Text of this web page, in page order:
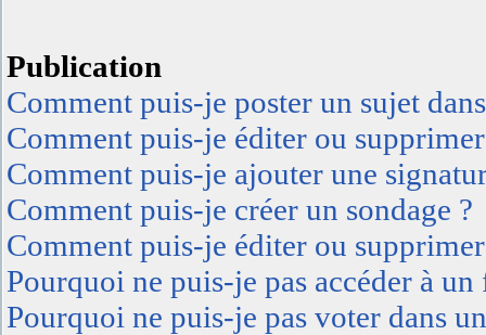
Publication
Comment puis-je poster un sujet
Comment puis-je éditer ou supprimer
Comment puis-je ajouter une
Comment puis-je créer un sondage ?
Comment puis-je éditer ou
Pourquoi ne puis-je pas accéder à
Pourquoi ne puis-je pas voter dans